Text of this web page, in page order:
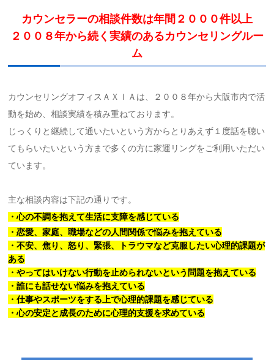
カウンセラーの相談件数は年間２０００件以上
２００８年から続く実績のあるカウンセリングルー
ム
カウンセリングオフィスＡＸＩＡは、２００８年から大阪市内で活
動を始め、相談実績を積み重ねております。
じっくりと継続して通いたいという方からとりあえず１度話を聴い
てもらいたいという方まで多くの方に家運リングをご利用いただい
ています。
主な相談内容は下記の通りです。
・心の不調を抱えて生活に支障を感じている
・恋愛、家庭、職場などの人間関係で悩みを抱えている
・不安、焦り、怒り、緊張、トラウマなど克服したい心理的課題が
ある
・やってはいけない行動を止められないという問題を抱えている
・誰にも話せない悩みを抱えている
・仕事やスポーツをする上で心理的課題を感じている
・心の安定と成長のために心理的支援を求めている